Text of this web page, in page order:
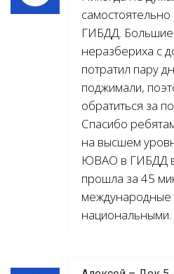
ГИБДД.
неразбериха с
потратил пару
поджимали,
обратиться за
Спасибо
на высшем
ЮВАО в ГИБДД
прошла за 45
международные